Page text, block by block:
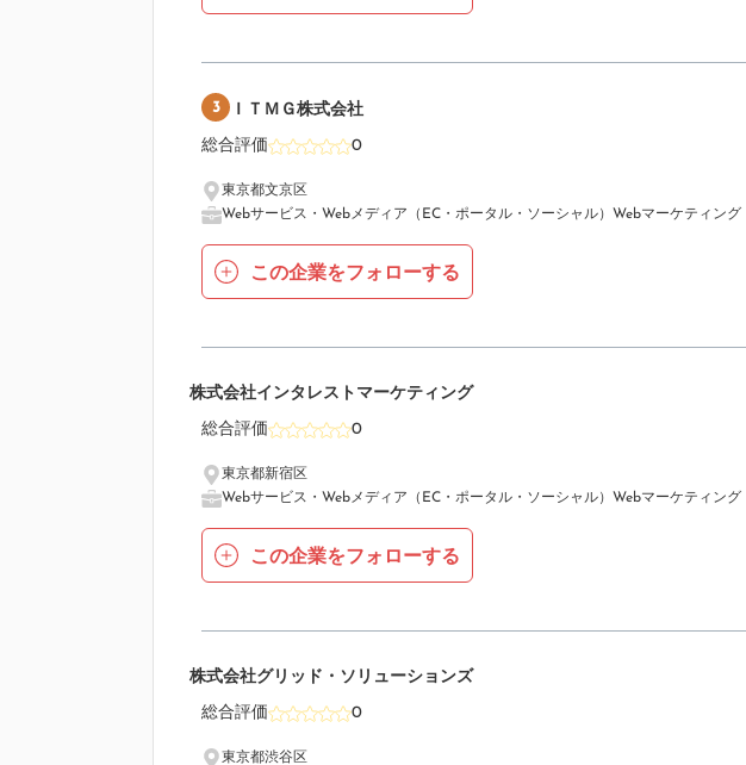
3 ＩＴＭＧ株式会社
総合評価 0
東京都文京区
Webサービス・Webメディア（EC・ポータル・ソーシャル）
Webマーケティング
この企業をフォローする
4
株式会社インタレストマーケティング
総合評価
0
東京都新宿区
Webサービス・Webメディア（EC・ポータル・ソーシャル）
Webマーケティング
この企業をフォローする
5
株式会社グリッド・ソリューションズ
総合評価
0
東京都渋谷区